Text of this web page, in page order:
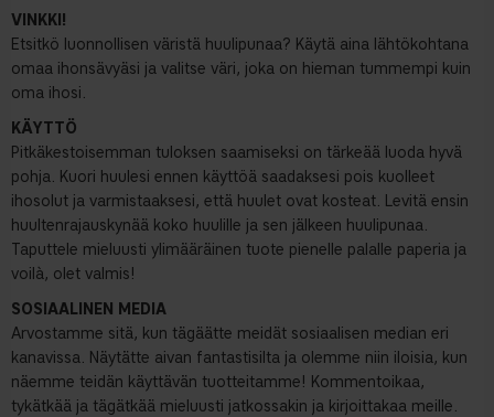
VINKKI!
Etsitkö luonnollisen väristä huulipunaa? Käytä aina lähtökohtana
omaa ihonsävyäsi ja valitse väri, joka on hieman tummempi kuin
oma ihosi.
KÄYTTÖ
Pitkäkestoisemman tuloksen saamiseksi on tärkeää luoda hyvä
pohja. Kuori huulesi ennen käyttöä saadaksesi pois kuolleet
ihosolut ja varmistaaksesi, että huulet ovat kosteat. Levitä ensin
huultenrajauskynää koko huulille ja sen jälkeen huulipunaa.
Taputtele mieluusti ylimääräinen tuote pienelle palalle paperia ja
voilà, olet valmis!
SOSIAALINEN MEDIA
Arvostamme sitä, kun tägäätte meidät sosiaalisen median eri
kanavissa. Näytätte aivan fantastisilta ja olemme niin iloisia, kun
näemme teidän käyttävän tuotteitamme! Kommentoikaa,
tykätkää ja tägätkää mieluusti jatkossakin ja kirjoittakaa meille.